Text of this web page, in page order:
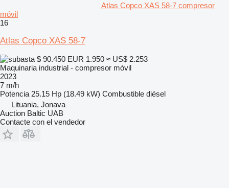
Atlas Copco XAS 58-7 compresor
móvil
16
Atlas Copco XAS 58-7
$ 90.450 EUR 1.950 ≈ US$ 2.253
Maquinaria industrial - compresor móvil
2023
7 m/h
Potencia 25.15 Hp (18.49 kW) Combustible diésel
Lituania, Jonava
Auction Baltic UAB
Contacte con el vendedor